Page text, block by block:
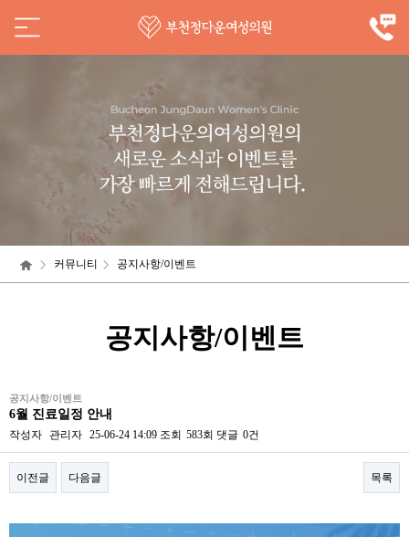
커뮤니티 공지사항/이벤트
공지사항/이벤트
공지사항/이벤트
6월 진료일정 안내
작성자 관리자 25-06-24 14:09 조회 583회 댓글 0건
이전글 다음글 목록
본문